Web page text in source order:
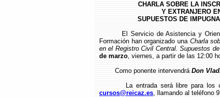
CHARLA SOBRE LA
Y EXTRANJERO
SUPUESTOS DE
El Servicio de Asistencia y
Formación han organizado una Charla
en el Registro Civil Central. Supuestos
de marzo, viernes, a partir de las 12:00
Como ponente intervendrá Don
La entrada será libre para los
cursos@reicaz.es, llamando al teléfono